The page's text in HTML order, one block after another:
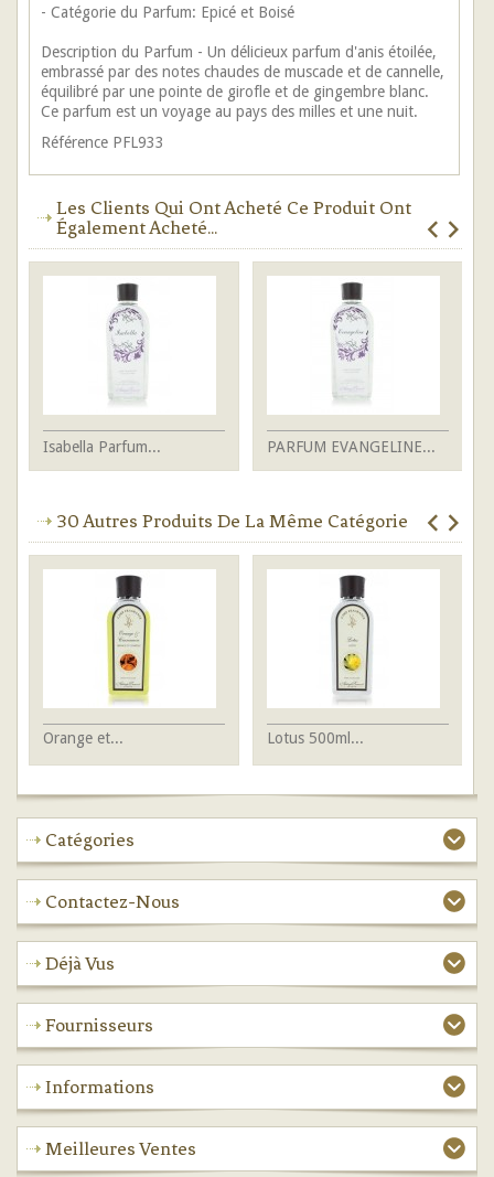
- Catégorie du Parfum: Epicé et Boisé
Description du Parfum - Un délicieux parfum d'anis étoilée,
embrassé par des notes chaudes de muscade et de cannelle,
équilibré par une pointe de girofle et de gingembre blanc.
Ce parfum est un voyage au pays des milles et une nuit.
Référence PFL933
Les Clients Qui Ont Acheté Ce Produit Ont
Également Acheté...
Isabella Parfum... PARFUM EVANGELINE...
30 Autres Produits De La Même Catégorie
Orange et... Lotus 500ml...
Catégories
Contactez-Nous
Déjà Vus
Fournisseurs
Informations
Meilleures Ventes